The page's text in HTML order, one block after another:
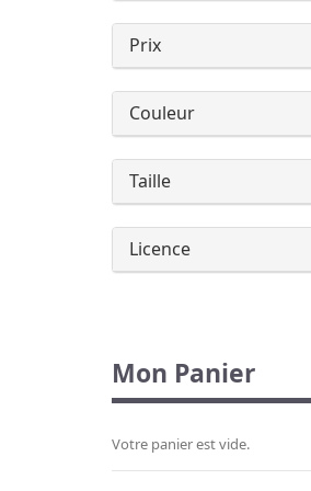
Prix
Couleur
Taille
Licence
Mon Panier
Votre panier est vide.